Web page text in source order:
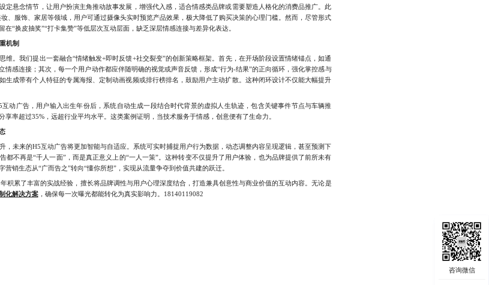
定悬念情节，让用户扮演主角推动故事发展，增强代入感，适合情感类品牌或需要塑造人格化的消费品推广。此
、服饰、家居等领域，用户可通过摄像头实时预览产品效果，极大降低了购买决策的心理门槛。然而，尽管形式
“换皮抽奖”“打卡集赞”等低层次互动层面，缺乏深层情感连接与差异化表达。
机制
。我们提出一套融合“情绪触发+即时反馈+社交裂变”的创新策略框架。首先，在开场阶段设置情绪锚点，如通
情感连接；其次，每一个用户动作都应伴随明确的视觉或声音反馈，形成“行为-结果”的正向循环，强化掌控感与
生成带有个人特征的专属海报、定制动画视频或排行榜排名，鼓励用户主动扩散。这种闭环设计不仅能大幅提升
广告，用户输入出生年份后，系统自动生成一段结合时代背景的虚拟人生轨迹，包含关键事件节点与车辆推
率超过35%，远超行业平均水平。这类案例证明，当技术服务于情感，创意便有了生命力。
未来的H5互动广告将更加智能与自适应。系统可实时捕捉用户行为数据，动态调整内容呈现逻辑，甚至预测下
都不再是“千人一面”，而是真正意义上的“一人一策”。这种转变不仅提升了用户体验，也为品牌提供了前所未有
销生态从“广而告之”转向“懂你所想”，实现从流量争夺到价值共建的跃迁。
年积累了丰富的实战经验，擅长将品牌调性与用户心理深度结合，打造兼具创意性与商业价值的互动内容。无论是
化解决方案，确保每一次曝光都能转化为真实影响力。18140119082